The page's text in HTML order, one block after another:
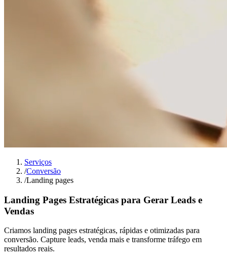
Serviços
/Conversão
/Landing pages
Landing Pages Estratégicas para Gerar Leads e
Vendas
Criamos landing pages estratégicas, rápidas e otimizadas para
conversão. Capture leads, venda mais e transforme tráfego em
resultados reais.